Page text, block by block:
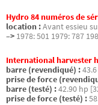
Hydro 84 numéros de
location :Avant essieu
–> 1978: 501 1979: 787
International harvester
barre (revendiqué) :
prise de force
barre (testé) :42.90 hp
prise de force (testé) :